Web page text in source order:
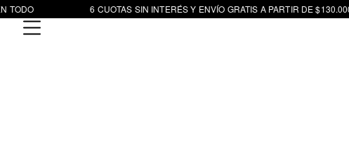
TODO 6 CUOTAS SIN INTERÉS Y ENVÍO GRATIS A PARTIR DE $130.000